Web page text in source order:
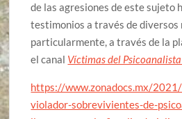
de las agresiones de este sujeto
testimonios a través de diversos
particularmente, a través de la
el canal Víctimas del Psicoanalista
https://www.zonadocs.mx/
violador-sobrevivientes-de-